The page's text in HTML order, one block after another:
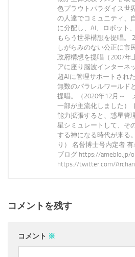
色プラウトパラダイス世
の人達でコミュニティ、
に分配し、AI、ロボット
もらう世界構想を提唱。
しがらみのない公正に市
政府構想を提唱（2007年
アに座り脳波インターネ
超AIに管理サポートされ
無数のパラレルワールド
提唱。（2020年12月～
一部が主流化しました）
能力拡張すると、惑星管
星シミュレートして、そ
する神になる時代が来る
り） 名誉博士号内定者
ブログ https://ameblo.jp/
https://twitter.com/
コメントを残す
コメント ※